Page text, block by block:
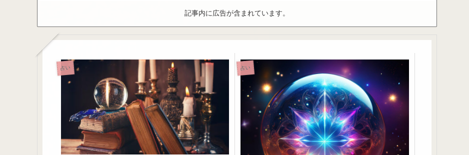
記事内に広告が含まれています。
占い 占い